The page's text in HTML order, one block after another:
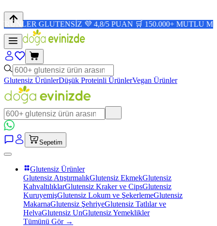
💜 4,8/5 PUAN 🛒 150.000+ MUTLU MÜŞTERİ ✨
Glutensiz ÜrünlerDüşük Proteinli ÜrünlerVegan Ürünler
Sepetim
Glutensiz Ürünler
Glutensiz AtıştırmalıkGlutensiz EkmekGlutensiz
KahvaltılıklarGlutensiz Kraker ve CipsGlutensiz
KuruyemişGlutensiz Lokum ve ŞekerlemeGlutensiz
MakarnaGlutensiz ŞehriyeGlutensiz Tatlılar ve
HelvaGlutensiz UnGlutensiz Yemeklikler
Tümünü Gör →